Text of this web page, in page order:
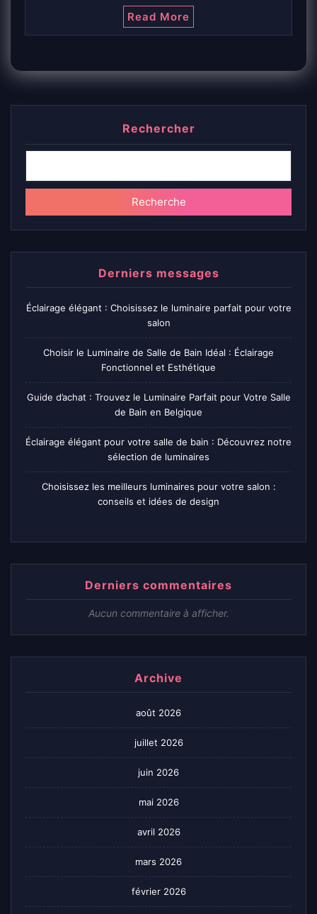
Read More
Rechercher
Recherche
Derniers messages
Éclairage élégant : Choisissez le luminaire parfait pour votre
salon
Choisir le Luminaire de Salle de Bain Idéal : Éclairage
Fonctionnel et Esthétique
Guide d’achat : Trouvez le Luminaire Parfait pour Votre Salle
de Bain en Belgique
Éclairage élégant pour votre salle de bain : Découvrez notre
sélection de luminaires
Choisissez les meilleurs luminaires pour votre salon :
conseils et idées de design
Derniers commentaires
Aucun commentaire à afficher.
Archive
août 2026
juillet 2026
juin 2026
mai 2026
avril 2026
mars 2026
février 2026